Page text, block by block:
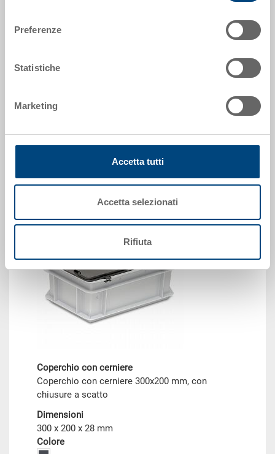
Preferenze
Statistiche
Marketing
Accetta tutti
Accetta selezionati
Rifiuta
Quantità
gestito a stock
A partire da EUR 3,28
Coperchio con cerniere
Coperchio con cerniere 300x200 mm, con
chiusure a scatto
Dimensioni
300 x 200 x 28 mm
Colore